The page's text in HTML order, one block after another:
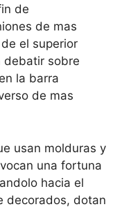
de
de mas
el superior
debatir sobre
la barra
de mas
usan molduras y
una fortuna
hacia el
decorados, dotan